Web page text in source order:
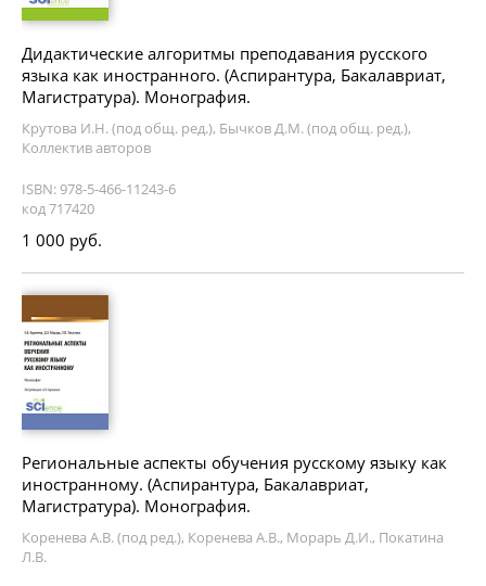
Дидактические алгоритмы преподавания русского
языка как иностранного. (Аспирантура, Бакалавриат,
Магистратура). Монография.
Крутова И.Н. (под общ. ред.), Бычков Д.М. (под общ. ред.),
Коллектив авторов
ISBN: 978-5-466-11243-6
код 717420
1 000 руб.
Региональные аспекты обучения русскому языку как
иностранному. (Аспирантура, Бакалавриат,
Магистратура). Монография.
Коренева А.В. (под ред.), Коренева А.В., Морарь Д.И., Покатина
Л.В.